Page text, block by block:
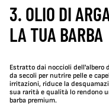
3. OLIO DI
LA TUA BARBA
Estratto dai noccioli dell'albero
da secoli per nutrire pelle e
irritazioni, riduce la
sua rarità e qualità lo rendono
barba premium.